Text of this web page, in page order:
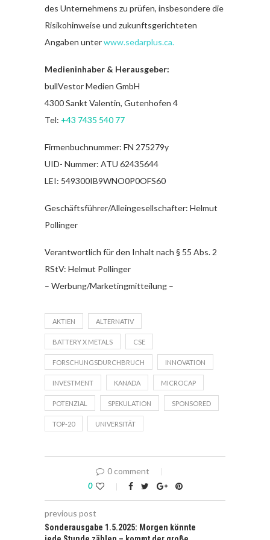
des Unternehmens zu prüfen, insbesondere die
Risikohinweise und zukunftsgerichteten
Angaben unterwww.sedarplus.ca.
Medieninhaber & Herausgeber:
bullVestor Medien GmbH
4300 Sankt Valentin, Gutenhofen 4
Tel: +43 7435 540 77
Firmenbuchnummer: FN 275279y
UID- Nummer: ATU 62435644
LEI: 549300IB9WNO0P0OFS60
Geschäftsführer/Alleingesellschafter: Helmut
Pollinger
Verantwortlich für den Inhalt nach § 55 Abs. 2
RStV: Helmut Pollinger
– Werbung/Marketingmitteilung –
AKTIEN ALTERNATIV
BATTERY X METALS CSE
FORSCHUNGSDURCHBRUCH INNOVATION
INVESTMENT KANADA MICROCAP
POTENZIAL SPEKULATION SPONSORED
TOP-20 UNIVERSITÄT
0 comment
0
previous post
Sonderausgabe 1.5.2025: Morgen könnte